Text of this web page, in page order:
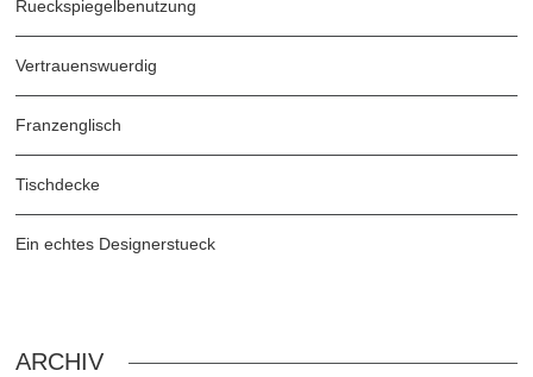
Rueckspiegelbenutzung
Vertrauenswuerdig
Franzenglisch
Tischdecke
Ein echtes Designerstueck
ARCHIV